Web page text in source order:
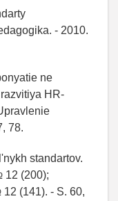
- 2010.
ne
HR-
78.
standartov.
12 (200);
(141). - S. 60,